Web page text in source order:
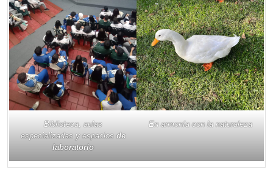
Biblioteca, aulas
especializadas y espaciosde
laboratorio
En armonía con la naturaleza